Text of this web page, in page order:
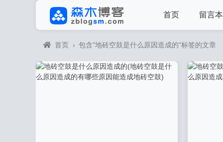
首页 留言本
首页 › 包含"地砖空鼓是什么原因造成的"标签的文章